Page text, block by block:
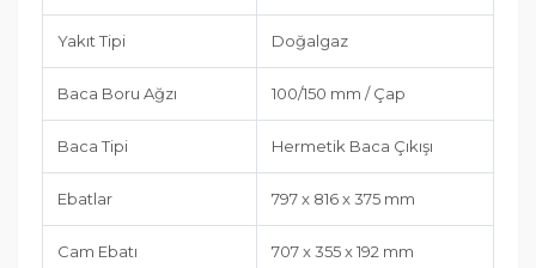
Yakıt Tipi Doğalgaz
Baca Boru Ağzı 100/150 mm / Çap
Baca Tipi Hermetik Baca Çıkışı
Ebatlar 797 x 816 x 375 mm
Cam Ebatı 707 x 355 x 192 mm